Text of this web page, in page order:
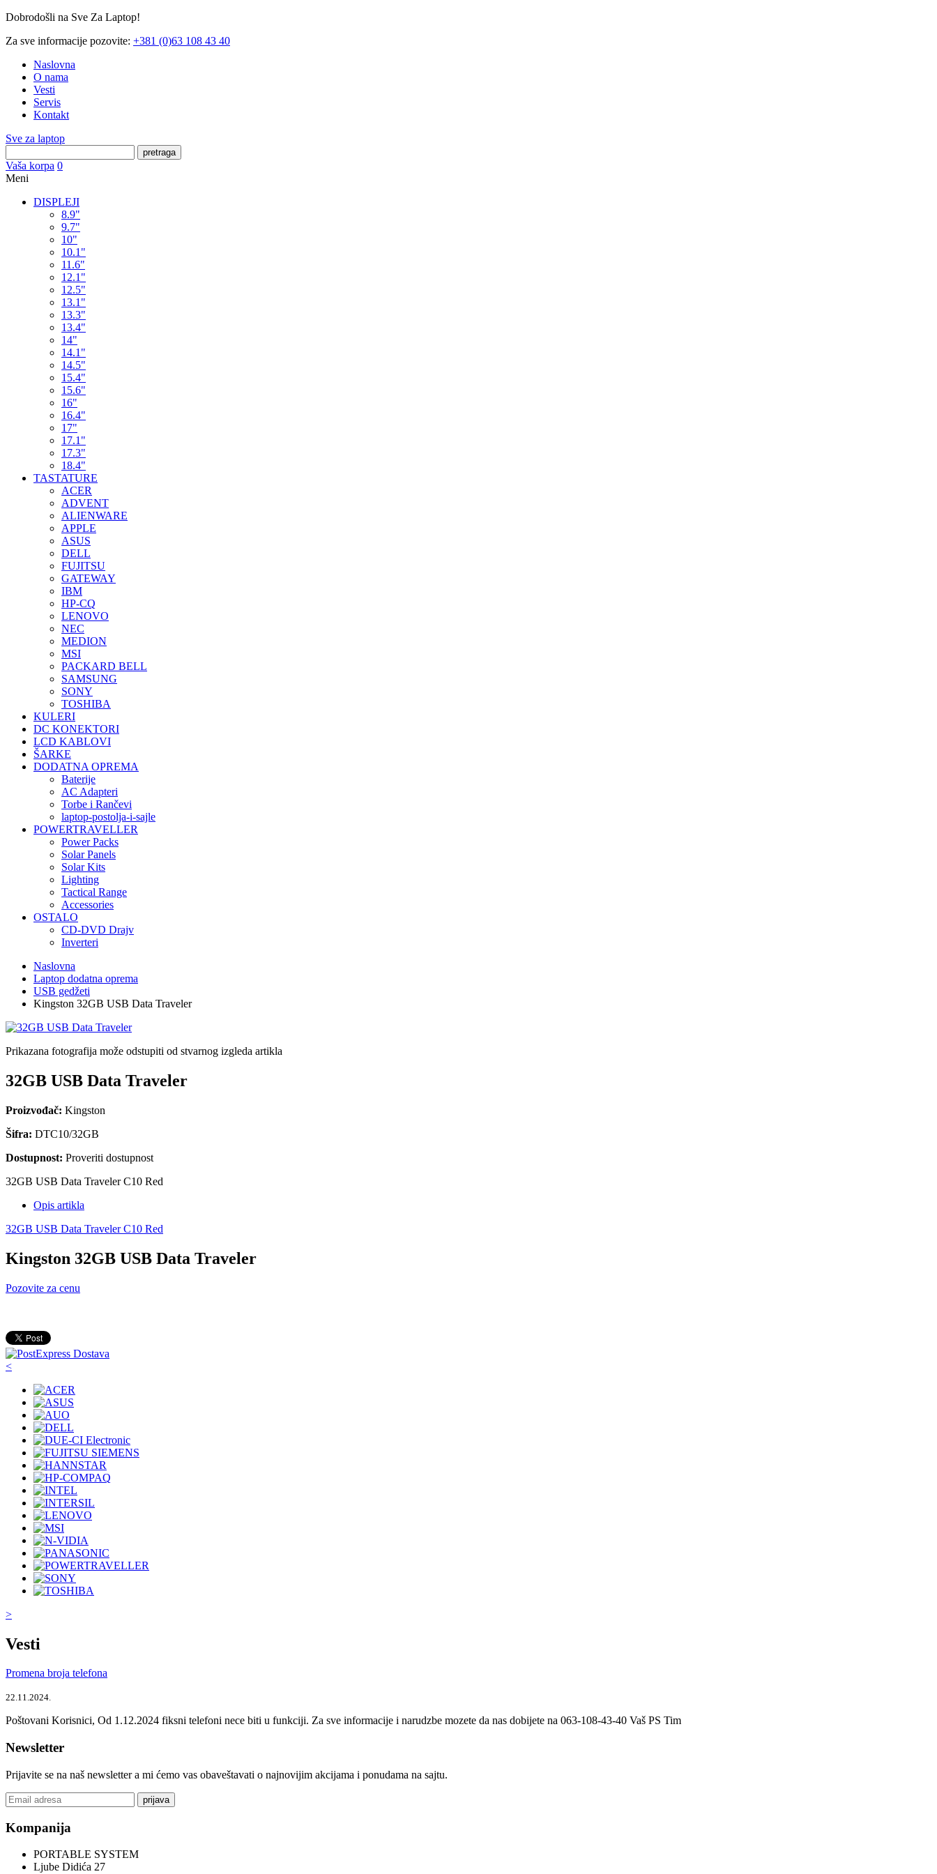
Dobrodošli na Sve Za Laptop!
Za sve informacije pozovite: +381 (0)63 108 43 40
Naslovna
O nama
Vesti
Servis
Kontakt
Sve za laptop
pretraga
Vaša korpa 0
Meni
DISPLEJI
8.9"
9.7"
10"
10.1"
11.6"
12.1"
12.5"
13.1"
13.3"
13.4"
14"
14.1"
14.5"
15.4"
15.6"
16"
16.4"
17"
17.1"
17.3"
18.4"
TASTATURE
ACER
ADVENT
ALIENWARE
APPLE
ASUS
DELL
FUJITSU
GATEWAY
IBM
HP-CQ
LENOVO
NEC
MEDION
MSI
PACKARD BELL
SAMSUNG
SONY
TOSHIBA
KULERI
DC KONEKTORI
LCD KABLOVI
ŠARKE
DODATNA OPREMA
Baterije
AC Adapteri
Torbe i Rančevi
laptop-postolja-i-sajle
POWERTRAVELLER
Power Packs
Solar Panels
Solar Kits
Lighting
Tactical Range
Accessories
OSTALO
CD-DVD Drajv
Inverteri
Naslovna
Laptop dodatna oprema
USB gedžeti
Kingston 32GB USB Data Traveler
Prikazana fotografija može odstupiti od stvarnog izgleda artikla
32GB USB Data Traveler
Proizvođač: Kingston
Šifra: DTC10/32GB
Dostupnost: Proveriti dostupnost
32GB USB Data Traveler C10 Red
Opis artikla
32GB USB Data Traveler C10 Red
Kingston 32GB USB Data Traveler
Pozovite za cenu
<
>
Vesti
Promena broja telefona
22.11.2024.
Poštovani Korisnici, Od 1.12.2024 fiksni telefoni nece biti u funkciji. Za sve informacije i narudzbe mozete da nas dobijete na 063-108-43-40 Vaš PS Tim
Newsletter
Prijavite se na naš newsletter a mi ćemo vas obaveštavati o najnovijim akcijama i ponudama na sajtu.
prijava
Kompanija
PORTABLE SYSTEM
Ljube Didića 27